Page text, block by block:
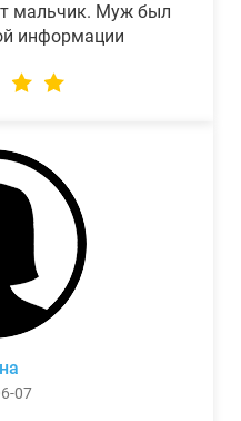
мальчик. Муж был
информации
07